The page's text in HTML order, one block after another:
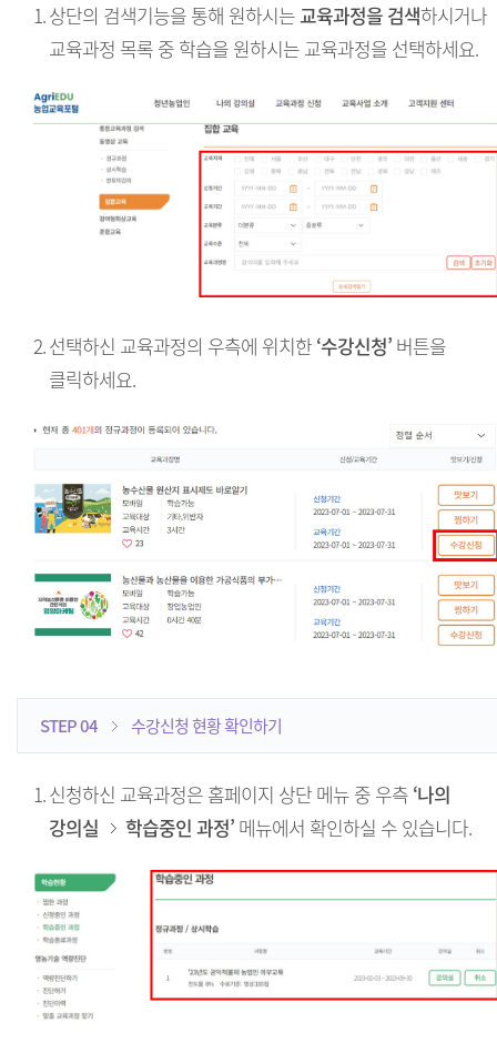
1.상단의 검색기능을 통해 원하시는교육과정을 검색하시거나
교육과정 목록 중 학습을 원하시는 교육과정을 선택하세요.
2.선택하신 교육과정의 우측에 위치한 ‘수강신청’ 버튼을
클릭하세요.
STEP 04 수강신청 현황 확인하기
1.신청하신 교육과정은 홈페이지 상단 메뉴 중 우측 ‘나의
강의실
학습중인 과정’ 메뉴에서 확인하실 수 있습니다.